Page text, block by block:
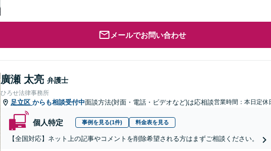
メールでお問い合わせ
廣瀬 太亮 弁護士
ひろせ法律事務所
足立区 からも相談受付中面談方法(対面・電話・ビデオなど)は応相談営業時間：本日定休
個人特定 事例を見る(1件) 料金表を見る
【全国対応】ネット上の記事やコメントを削除希望される方はまずご相談ください。